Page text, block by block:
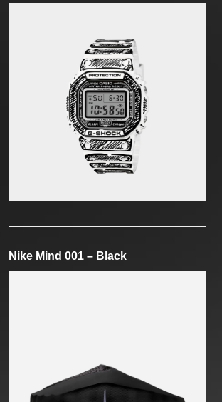
Nike Mind 001 – Black